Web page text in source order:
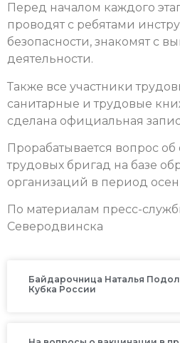
Перед началом каждого
проводят с ребятами
безопасности, знакомят с
деятельности.
Также все участники
санитарные и трудовые
сделана официальная
Прорабатывается вопрос
трудовых бригад на базе
организаций в период
По материалам пресс-
Северодвинска
Байдарочница Наталья
Кубка России